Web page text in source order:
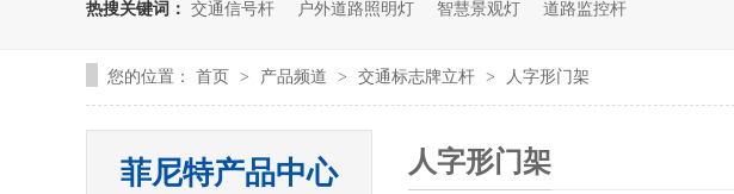
热搜关键词： 交通信号杆 户外道路照明灯 智慧景观灯 道路监控杆
您的位置： 首页 > 产品频道 > 交通标志牌立杆 > 人字形门架
人字形门架
菲尼特产品中心